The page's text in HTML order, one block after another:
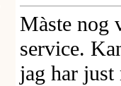
Màste nog
service.
jag har just